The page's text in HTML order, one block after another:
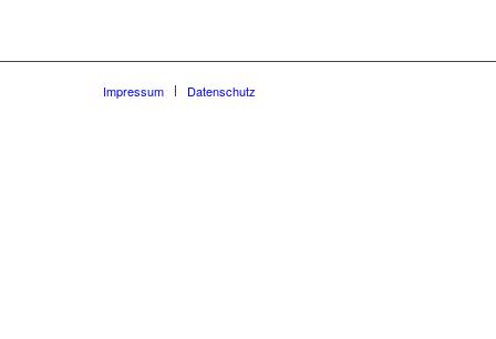
Impressum Datenschutz